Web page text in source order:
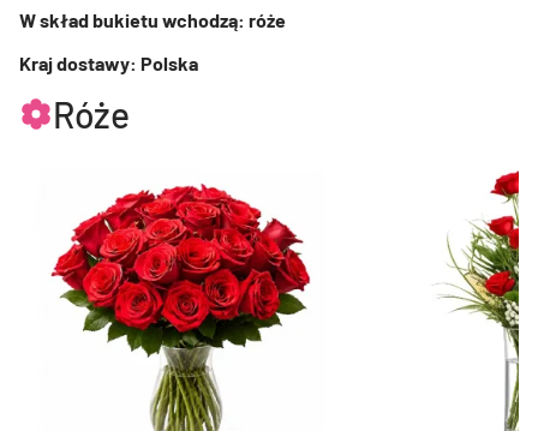
W skład bukietu wchodzą: róże
Kraj dostawy: Polska
Róże